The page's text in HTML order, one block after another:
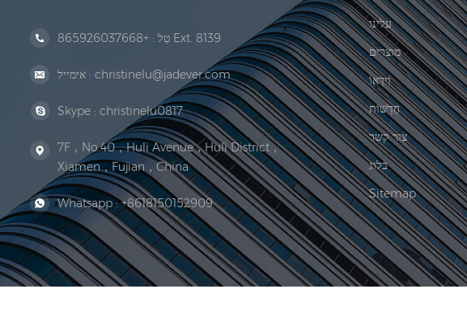
טַל : +865926037668 Ext. 8139
אימייל : christinelu@jadever.com
Skype : christinelu0817
7F，No.40，Huli Avenue，Huli District，
Xiamen，Fujian，China
Whatsapp :+8618150152909
עלינו
מוצרים
וִידֵאוֹ
חֲדָשׁוֹת
צור קשר
בלוג
Sitemap